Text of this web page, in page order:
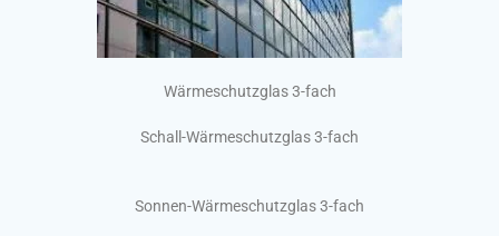
Wärmeschutzglas 3-fach
Schall-Wärmeschutzglas 3-fach
Sonnen-Wärmeschutzglas 3-fach